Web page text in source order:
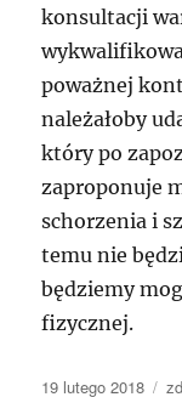
konsultacji
poważnej
należałoby
który po
zaproponuje
schorzenia i
temu nie
będziemy
fizycznej.
Data
19 lutego 2018